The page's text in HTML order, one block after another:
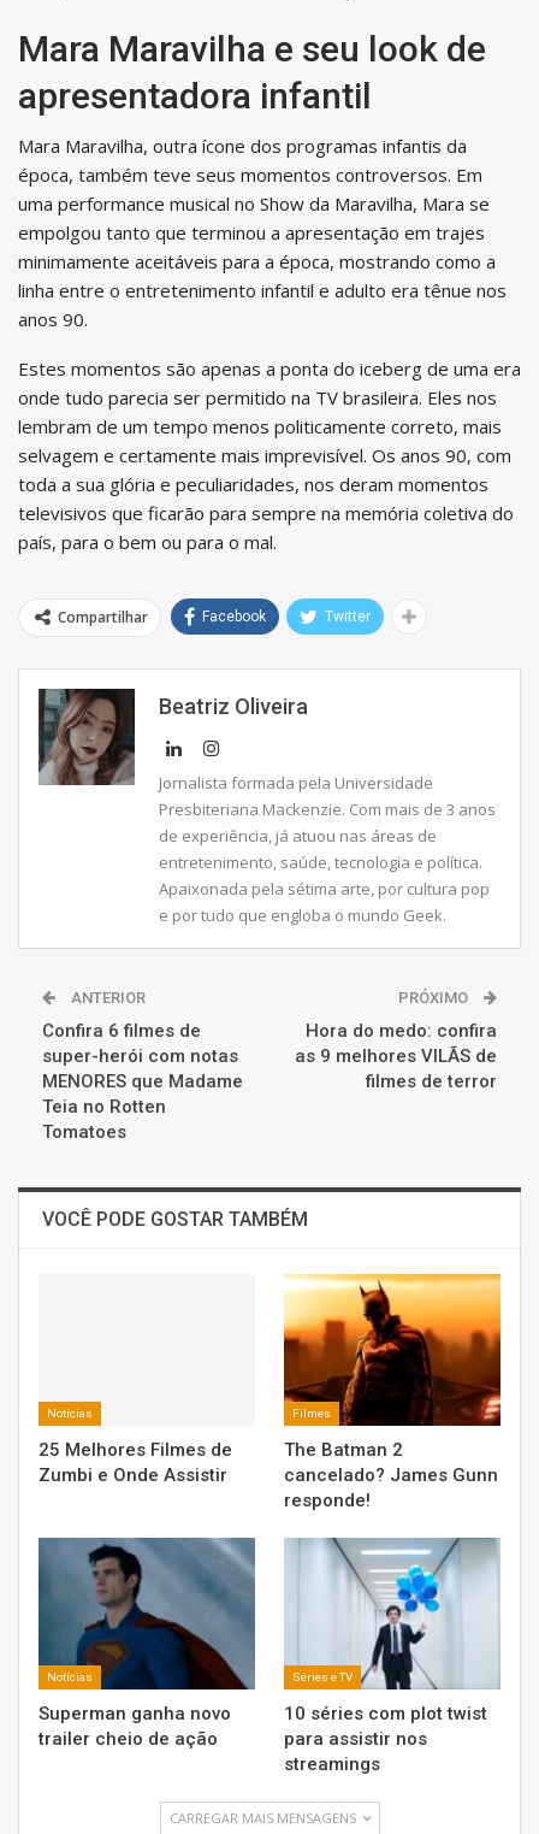
Mara Maravilha e seu look de
apresentadora infantil
Mara Maravilha, outra ícone dos programas infantis da
época, também teve seus momentos controversos. Em
uma performance musical no Show da Maravilha, Mara se
empolgou tanto que terminou a apresentação em trajes
minimamente aceitáveis para a época, mostrando como a
linha entre o entretenimento infantil e adulto era tênue nos
anos 90.
Estes momentos são apenas a ponta do iceberg de uma era
onde tudo parecia ser permitido na TV brasileira. Eles nos
lembram de um tempo menos politicamente correto, mais
selvagem e certamente mais imprevisível. Os anos 90, com
toda a sua glória e peculiaridades, nos deram momentos
televisivos que ficarão para sempre na memória coletiva do
país, para o bem ou para o mal.
Compartilhar Facebook Twitter
Beatriz Oliveira
Jornalista formada pela Universidade
Presbiteriana Mackenzie. Com mais de 3 anos
de experiência, já atuou nas áreas de
entretenimento, saúde, tecnologia e política.
Apaixonada pela sétima arte, por cultura pop
e por tudo que engloba o mundo Geek.
ANTERIOR
Confira 6 filmes de
super-herói com notas
MENORES que Madame
Teia no Rotten
Tomatoes
PRÓXIMO
Hora do medo: confira
as 9 melhores VILÃS de
filmes de terror
VOCÊ PODE GOSTAR TAMBÉM
Notícias
25 Melhores Filmes de
Zumbi e Onde Assistir
Filmes
The Batman 2
cancelado? James Gunn
responde!
Notícias
Superman ganha novo
trailer cheio de ação
Séries e TV
10 séries com plot twist
para assistir nos
streamings
CARREGAR MAIS MENSAGENS